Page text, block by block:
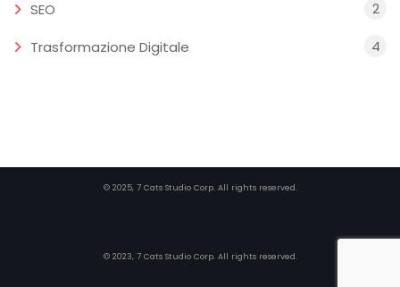
SEO 2
Trasformazione Digitale 4
© 2025, 7 Cats Studio Corp. All rights reserved.
© 2023, 7 Cats Studio Corp. All rights reserved.